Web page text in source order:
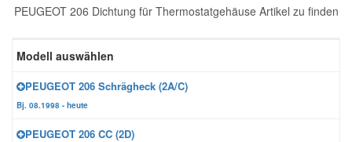
PEUGEOT 206 Dichtung für Thermostatgehäuse Artikel zu finden
Modell auswählen
PEUGEOT 206 Schrägheck (2A/C)
Bj. 08.1998 - heute
PEUGEOT 206 CC (2D)
Reparatur-Zubehör
Schlüsselgehäuse
Winter-Autozubehör